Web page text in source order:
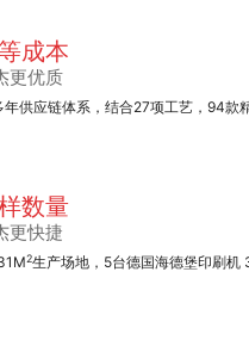
高档茶叶包装定制礼
成本
更优质
年供应链体系，结合27项工艺，94款
数量
更快捷
2生产场地，5台德国海德堡印刷